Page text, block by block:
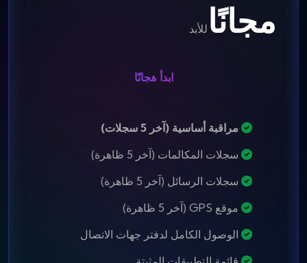
مجانًا للأبد
ابدأ مجانًا
مراقبة أساسية (آخر 5 سجلات)
سجلات المكالمات (آخر 5 ظاهرة)
سجلات الرسائل (آخر 5 ظاهرة)
موقع GPS (آخر 5 ظاهرة)
الوصول الكامل لدفتر جهات الاتصال